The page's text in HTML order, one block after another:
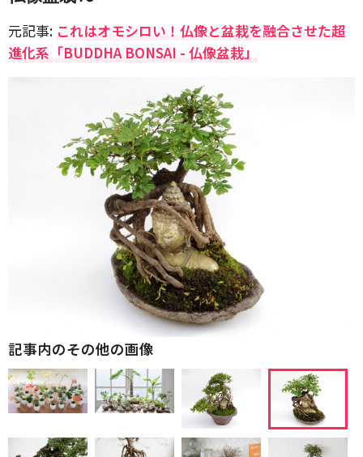
元記事: これはオモシロい！仏像と盆栽を融合させた超
進化系「BUDDHA BONSAI - 仏像盆栽」
記事内のその他の画像